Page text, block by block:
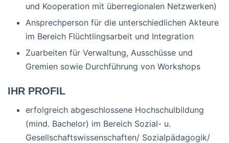
und Kooperation mit überregionalen Netzwerken)
Ansprechperson für die unterschiedlichen Akteure
im Bereich Flüchtlingsarbeit und Integration
Zuarbeiten für Verwaltung, Ausschüsse und
Gremien sowie Durchführung von Workshops
IHR PROFIL
erfolgreich abgeschlossene Hochschulbildung
(mind. Bachelor) im Bereich Sozial- u.
Gesellschaftswissenschaften/ Sozialpädagogik/